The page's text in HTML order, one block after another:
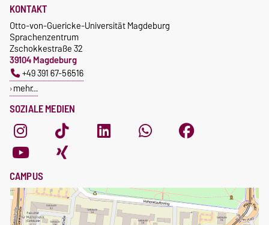
SOZIALE MEDIEN
KONTAKT
Otto-von-Guericke-Universität Magdeburg
Sprachenzentrum
Zschokkestraße 32
39104 Magdeburg
+49 391 67-56516
mehr…
CAMPUS